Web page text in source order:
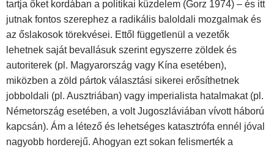
tartja őket kordában a politikai küzdelem (Gorz 1974) – és itt
jutnak fontos szerephez a radikális baloldali mozgalmak és
az őslakosok törekvései. Ettől függetlenül a vezetők
lehetnek saját bevallásuk szerint egyszerre zöldek és
autoriterek (pl. Magyarország vagy Kína esetében),
miközben a zöld pártok választási sikerei erősíthetnek
jobboldali (pl. Ausztriában) vagy imperialista hatalmakat (pl.
Németország esetében, a volt Jugoszláviában vívott háború
kapcsán). Ám a létező és lehetséges katasztrófa ennél jóval
nagyobb horderejű. Ahogyan ezt sokan felismerték a